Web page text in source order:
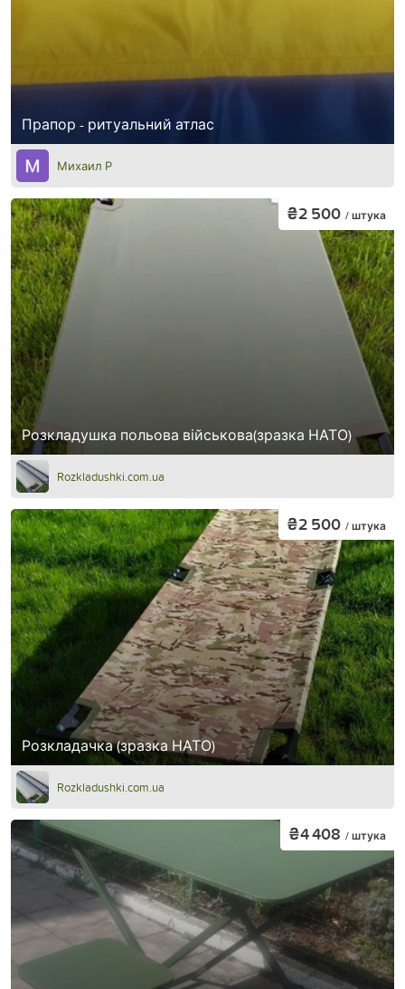
Прапор - ритуальний атлас
Михаил Р
Розкладушка польова військова(зразка НАТО)
₴2 500 / штука
Rozkladushki.com.ua
Розкладачка (зразка НАТО)
₴2 500 / штука
Rozkladushki.com.ua
₴4 408 / штука